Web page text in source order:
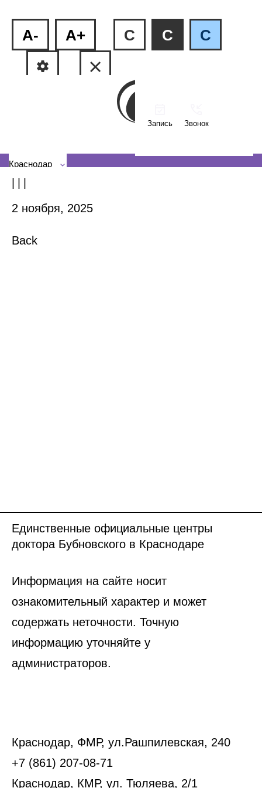
A- A+ C C C
Запись Звонок
Краснодар
| | |
2 ноября, 2025
Back
Единственные официальные центры
доктора Бубновского в Краснодаре
Информация на сайте носит
ознакомительный характер и может
содержать неточности. Точную
информацию уточняйте у
администраторов.
Краснодар, ФМР, ул.Рашпилевская, 240
+7 (861) 207-08-71
Краснодар, КМР, ул. Тюляева, 2/1